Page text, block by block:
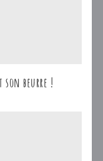
son beurre !